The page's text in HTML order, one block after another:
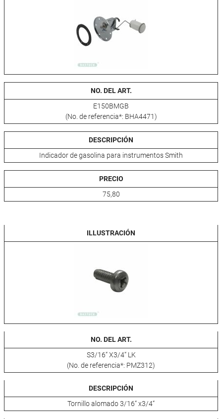
NO. DEL ART.
E150BMGB
(No. de referencia*: BHA4471)
DESCRIPCIÓN
Indicador de gasolina para instrumentos Smith
PRECIO
75,80
ILLUSTRACIÓN
NO. DEL ART.
S3/16“ X3/4“ LK
(No. de referencia*: PMZ312)
DESCRIPCIÓN
Tornillo alomado 3/16“ x3/4“